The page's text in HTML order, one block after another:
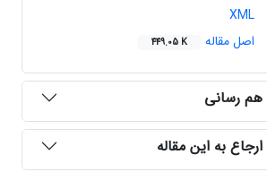
XML
اصل مقاله
449.05 K
هم رسانی
ارجاع به این مقاله